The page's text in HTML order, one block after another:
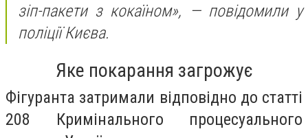
зіп-пакети з кокаїном», —повідомили у
поліції Києва.
Яке покарання загрожує
Фігуранта затримали відповідно до статті
208 Кримінального процесуального